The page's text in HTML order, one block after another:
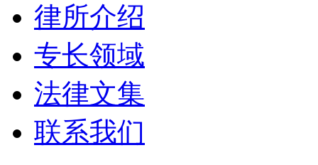
律所介绍
专长领域
法律文集
联系我们